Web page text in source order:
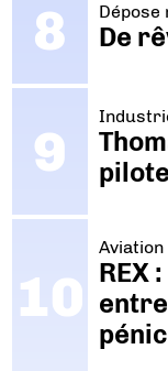
Dépose
De
Aviation
REX